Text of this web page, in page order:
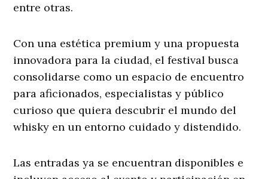
entre otras.
Con una estética premium y una propuesta
innovadora para la ciudad, el festival busca
consolidarse como un espacio de encuentro
para aficionados, especialistas y público
curioso que quiera descubrir el mundo del
whisky en un entorno cuidado y distendido.
Las entradas ya se encuentran disponibles e